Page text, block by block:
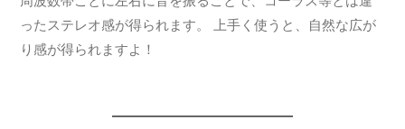
ったステレオ感が得られます。 上手く使うと、自然な広が
り感が得られますよ！